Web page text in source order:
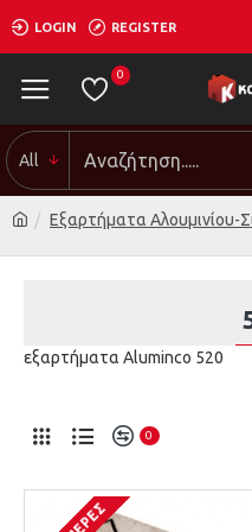
LOGIN REGISTER
0
All
Εξαρτήματα Αλουμινίου-
εξαρτήματα Aluminco 520
0